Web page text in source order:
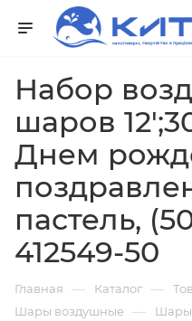
Набор
шаров
Днем
пастель,
412549-50
Главная — Каталог —
Шары воздушные — Шары